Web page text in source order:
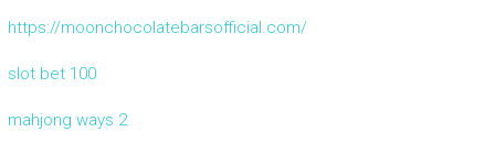
https://moonchocolatebarsofficial.com/
slot bet 100
mahjong ways 2